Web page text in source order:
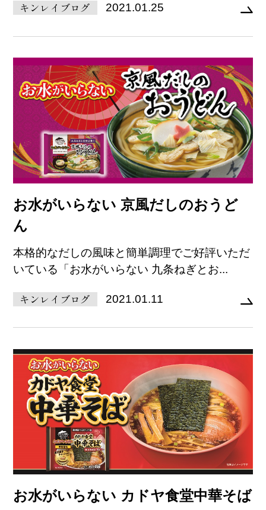
キンレイブログ 2021.01.25
お水がいらない 京風だしのおうど
ん
本格的なだしの風味と簡単調理でご好評いただ
いている「お水がいらない 九条ねぎとお...
キンレイブログ 2021.01.11
お水がいらない カドヤ食堂中華そば